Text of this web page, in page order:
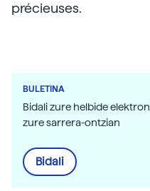
précieuses.
BULETINA
Bidali zure helbide
zure sarrera-ontzian
Bidali